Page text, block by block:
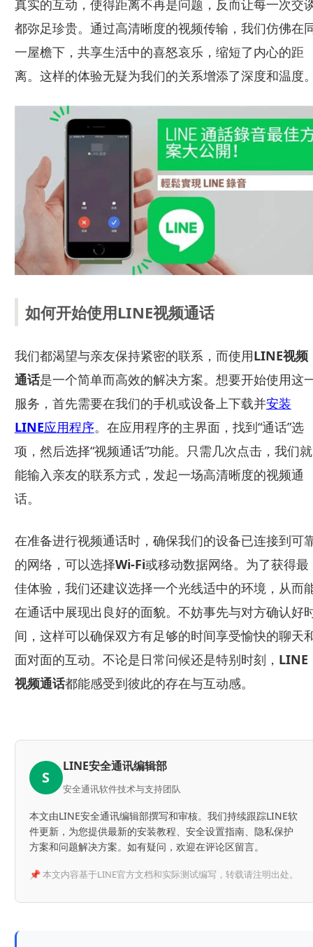
真实的互动，使得距离不再是问题，反而让每一次交
都弥足珍贵。通过高清晰度的视频传输，我们仿佛在
一屋檐下，共享生活中的喜怒哀乐，缩短了内心的距
离。这样的体验无疑为我们的关系增添了深度和温度
如何开始使用LINE视频通话
我们都渴望与亲友保持紧密的联系，而使用LINE视频
通话是一个简单而高效的解决方案。想要开始使用这
服务，首先需要在我们的手机或设备上下载并安装
LINE应用程序。在应用程序的主界面，找到“通话”选
项，然后选择“视频通话”功能。只需几次点击，我们就
能输入亲友的联系方式，发起一场高清晰度的视频通
话。
在准备进行视频通话时，确保我们的设备已连接到可
的网络，可以选择Wi-Fi或移动数据网络。为了获得最
佳体验，我们还建议选择一个光线适中的环境，从而
在通话中展现出良好的面貌。不妨事先与对方确认好
间，这样可以确保双方有足够的时间享受愉快的聊天
面对面的互动。不论是日常问候还是特别时刻， LINE
视频通话都能感受到彼此的存在与互动感。
S
LINE安全通讯编辑部
安全通讯软件技术与支持团队
本文由LINE安全通讯编辑部撰写和审核。我们持续跟踪LINE软
件更新，为您提供最新的安装教程、安全设置指南、隐私保护
方案和问题解决方案。如有疑问，欢迎在评论区留言。
📌 本文内容基于LINE官方文档和实际测试编写，转载请注明出处。